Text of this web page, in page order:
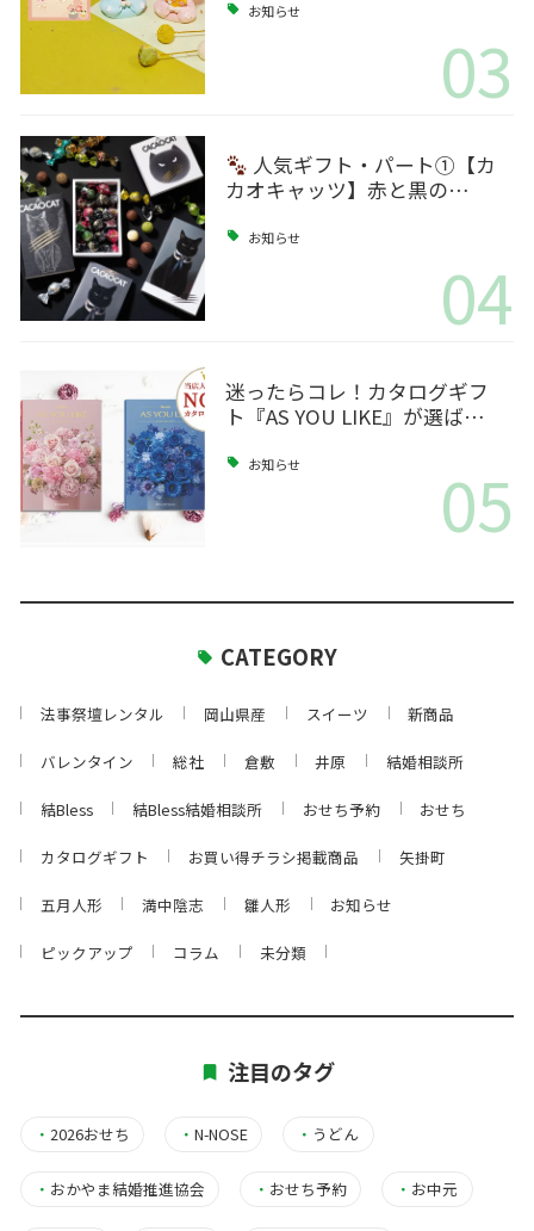
お知らせ
03
人気ギフト・パート①【カ
カオキャッツ】赤と黒の…
お知らせ
04
迷ったらコレ！カタログギフ
ト『AS YOU LIKE』が選ば…
お知らせ 05
CATEGORY
法事祭壇レンタル 岡山県産 スイーツ 新商品
バレンタイン 総社 倉敷 井原 結婚相談所
結Bless 結Bless結婚相談所 おせち予約 おせち
カタログギフト お買い得チラシ掲載商品 矢掛町
五月人形 満中陰志 雛人形 お知らせ
ピックアップ コラム 未分類
注目のタグ
・ 2026おせち ・N-NOSE ・ うどん
・ おかやま結婚推進協会 ・ おせち予約 ・ お中元